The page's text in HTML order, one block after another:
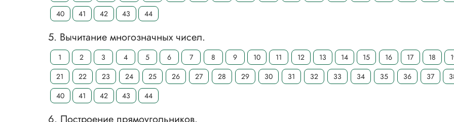
40
41 42 43 44
5. Вычитание многозначных чисел.
1 2 3 4 5 6 7 8 9 10 11 12 13 14 15 16 17 18
21
22 23 24 25 26 27 28 29 30 31 32 33 34 35 36 37
40
41 42 43 44